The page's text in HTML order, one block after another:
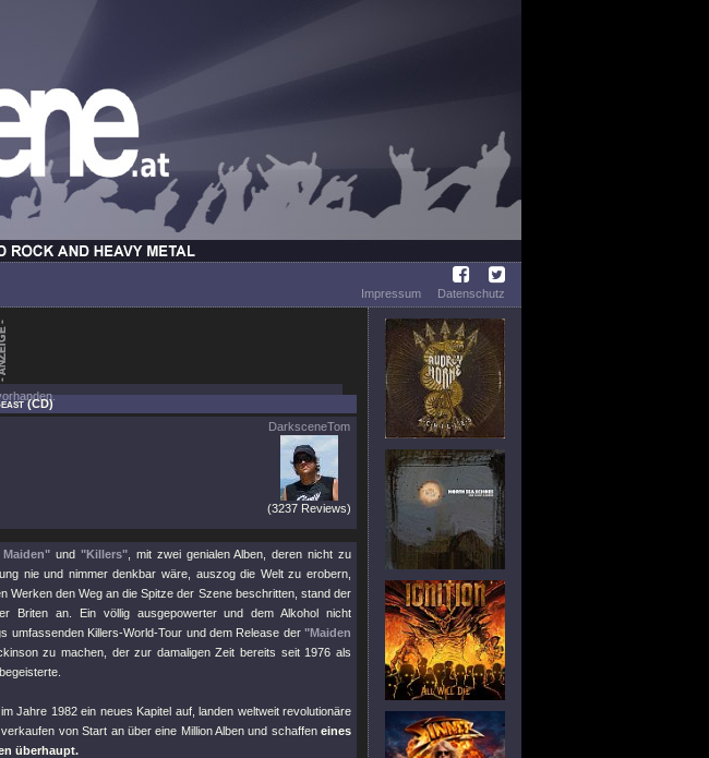
Impressum
Datenschutz
(CD)
DarksceneTom
(3237 Reviews)
und"Killers" , mit zwei genialen Alben, deren nicht zu
nie und nimmer denkbar wäre, auszog die Welt zu erobern,
Werken den Weg an die Spitze der Szene beschritten, stand der
Briten an. Ein völlig ausgepowerter und dem Alkohol nicht
umfassenden Killers-World-Tour und dem Release der "Maiden
zu machen, der zur damaligen Zeit bereits seit 1976 als
im Jahre 1982 ein neues Kapitel auf, landen weltweit revolutionäre
von Start an über eine Million Alben und schaffen eines
überhaupt.